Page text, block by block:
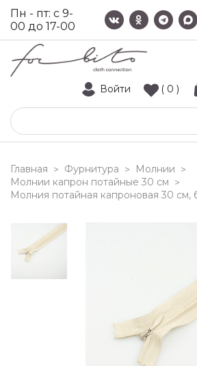
Пн - пт: с 9-
00 до 17-00
Войти ( 0 )
Главная > Фурнитура > Молнии >
Молнии капрон потайные 30 см >
молния потайная капроновая 30